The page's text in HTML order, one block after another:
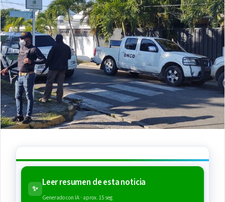
✨
Leer resumen de esta noticia
Generado con IA · aprox. 15 seg